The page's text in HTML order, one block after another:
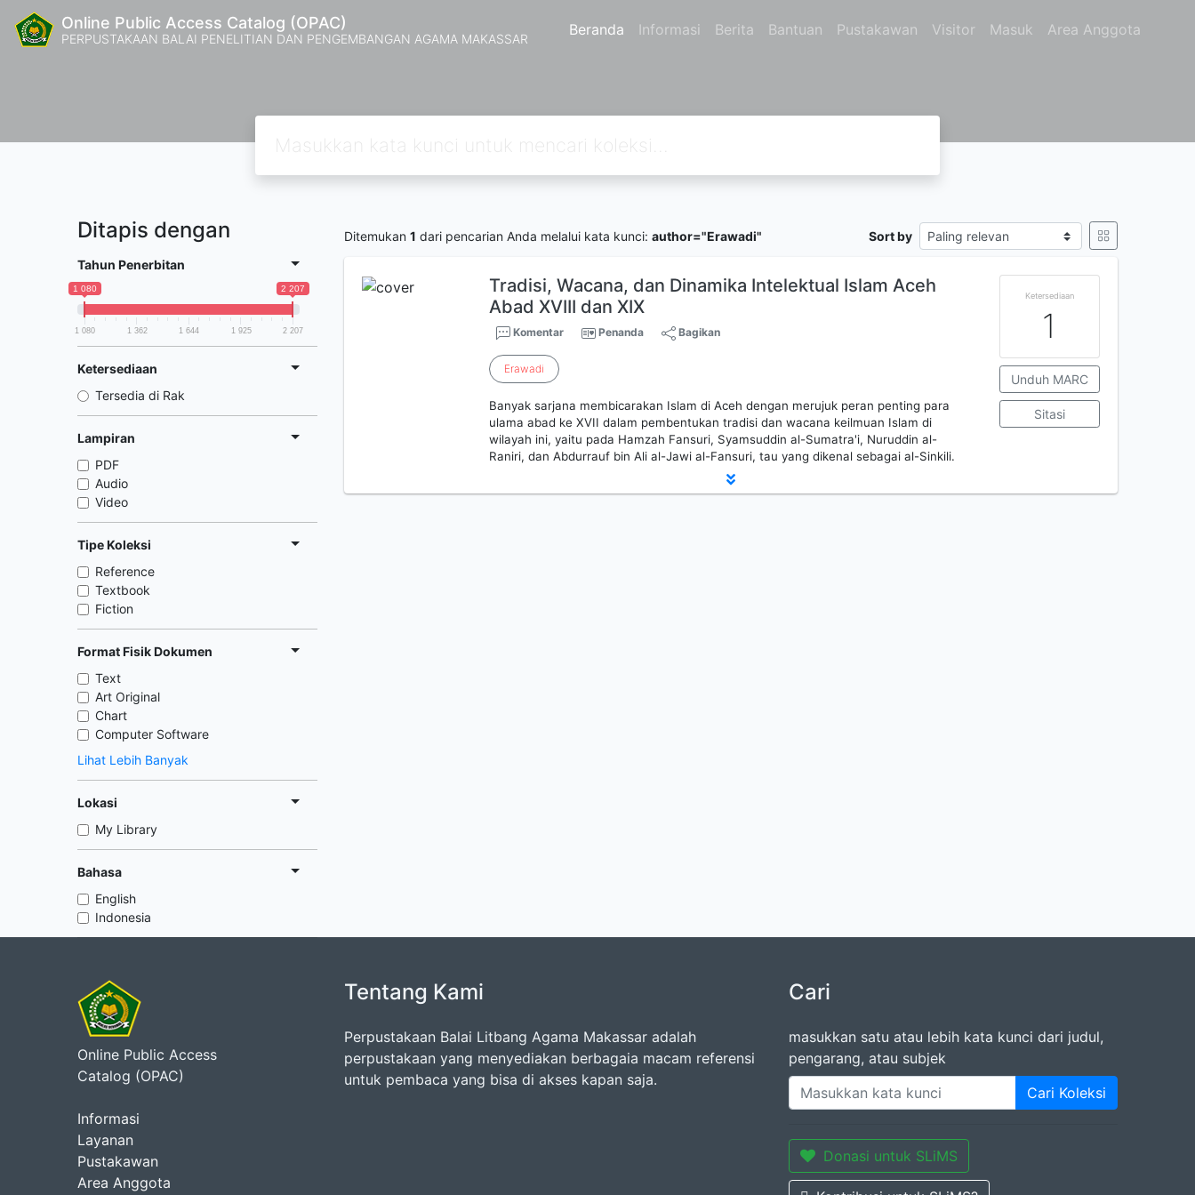
Online Public Access Catalog (OPAC)
PERPUSTAKAAN BALAI PENELITIAN DAN PENGEMBANGAN AGAMA MAKASSAR Beranda Informasi Berita Bantuan Pustakawan Visitor Masuk Area Anggota
Ditapis dengan
Tahun Penerbitan
1 080 2 207
1 080 1 362 1 644 1 925 2 207
Ketersediaan
Tersedia di Rak
Lampiran
PDF
Audio
Video
Tipe Koleksi
Reference
Textbook
Fiction
Format Fisik Dokumen
Text
Art Original
Chart
Computer Software
Lihat Lebih Banyak
Lokasi
My Library
Bahasa
English
Indonesia
Ditemukan 1 dari pencarian Anda melalui kata kunci: author="Erawadi" Sort by
Tradisi, Wacana, dan Dinamika Intelektual Islam Aceh
Abad XVIII dan XIX
Komentar Penanda Bagikan
Erawadi
Banyak sarjana membicarakan Islam di Aceh dengan merujuk peran penting para
ulama abad ke XVII dalam pembentukan tradisi dan wacana keilmuan Islam di
wilayah ini, yaitu pada Hamzah Fansuri, Syamsuddin al-Sumatra'i, Nuruddin al-
Raniri, dan Abdurrauf bin Ali al-Jawi al-Fansuri, tau yang dikenal sebagai al-Sinkili.
Ketersediaan
1
Unduh MARC
Sitasi
Online Public Access
Catalog (OPAC)
Informasi
Layanan
Pustakawan
Area Anggota
Tentang Kami
Perpustakaan Balai Litbang Agama Makassar adalah
perpustakaan yang menyediakan berbagaia macam referensi
untuk pembaca yang bisa di akses kapan saja.
Cari
masukkan satu atau lebih kata kunci dari judul,
pengarang, atau subjek
Cari Koleksi
Donasi untuk SLiMS